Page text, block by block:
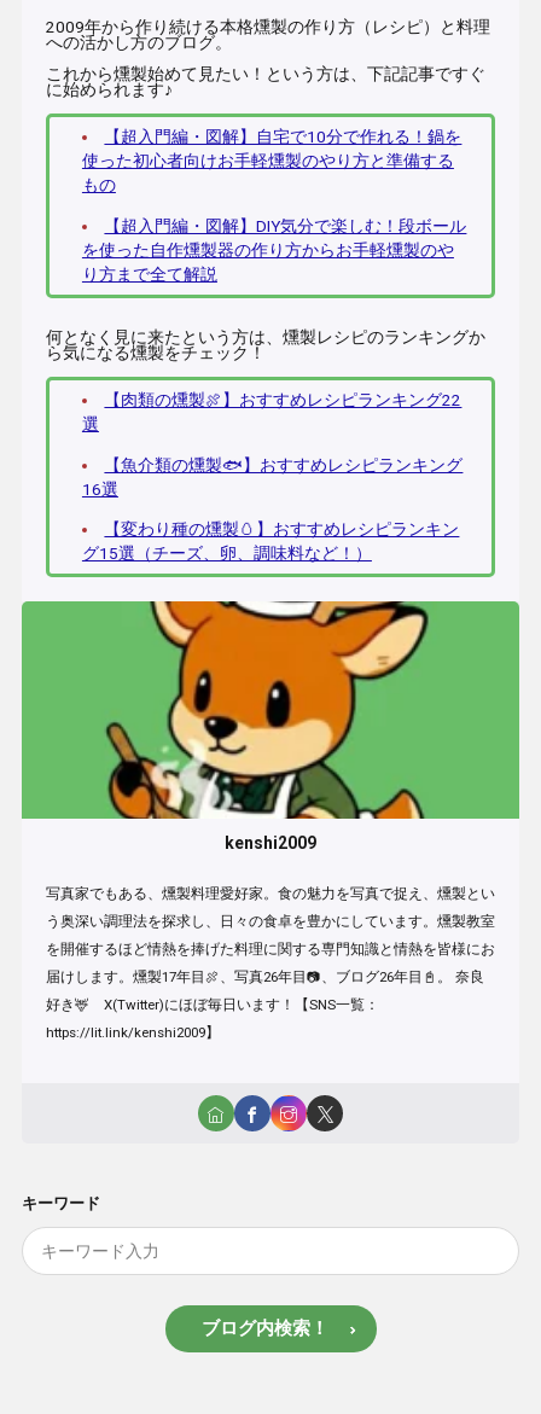
2009年から作り続ける本格燻製の作り方（レシピ）と料理
への活かし方のブログ。
これから燻製始めて見たい！という方は、下記記事ですぐ
に始められます♪
【超入門編・図解】自宅で10分で作れる！鍋を
使った初心者向けお手軽燻製のやり方と準備する
もの
【超入門編・図解】DIY気分で楽しむ！段ボール
を使った自作燻製器の作り方からお手軽燻製のや
り方まで全て解説
何となく見に来たという方は、燻製レシピのランキングか
ら気になる燻製をチェック！
【肉類の燻製🍖】おすすめレシピランキング22
選
【魚介類の燻製🐟】おすすめレシピランキング
16選
【変わり種の燻製🥚】おすすめレシピランキン
グ15選（チーズ、卵、調味料など！）
kenshi2009
写真家でもある、燻製料理愛好家。食の魅力を写真で捉え、燻製とい
う奥深い調理法を探求し、日々の食卓を豊かにしています。燻製教室
を開催するほど情熱を捧げた料理に関する専門知識と情熱を皆様にお
届けします。燻製17年目🍖、写真26年目📷、ブログ26年目📓。 奈良
好き🦌 X(Twitter)にほぼ毎日います！【SNS一覧：
https://lit.link/kenshi2009】
キーワード
ブログ内検索！